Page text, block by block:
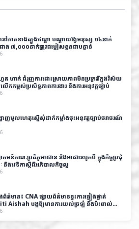
នៅភាគខាងត្បូងឥណ្ឌា បណ្តាលឱ្យមនុស្ស ១៤នាក់
ង ៧,០០០នាក់ត្រូវជម្លៀសខ្លួនជាបន្ទាន់
ហួត ហាក់ ជំរុញការដោះស្រាយភាពមិនប្រក្រតីក្នុងវិស័យ
កម្ពស់ប្រសិទ្ធភាពការងារ និងការអនុវត្តច្បាប់
ាញមូលហេតុស្នើសុំដាក់កម្លាំងចុះអនុវត្តច្បាប់ចរាចរណ៍
ាគមន៍គណៈប្រតិភូអាស៊ាន និងអាស៊ានបូកបី ក្នុងកិច្ចប្រជុំ
និងវេទិកាស្តីពីអភិបាលកិច្ចល្អ
ត៌មាន៖ CNA ផ្សាយព័ត៌មានខ្វះការផ្ទៀងផ្ទាត់
Aishah បង្កឱ្យមានការយល់ច្រឡំ និងប៉ះពាល់